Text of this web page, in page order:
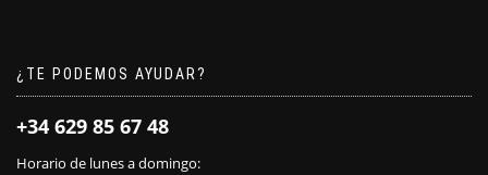
¿TE PODEMOS AYUDAR?
+34 629 85 67 48
Horario de lunes a domingo: